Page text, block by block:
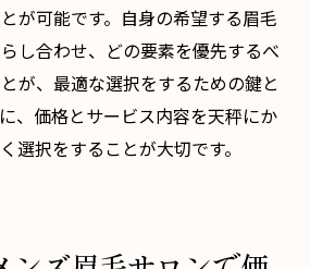
が可能です。自身の希望する眉毛
し合わせ、どの要素を優先するべ
が、最適な選択をするための鍵と
、価格とサービス内容を天秤にか
選択をすることが大切です。